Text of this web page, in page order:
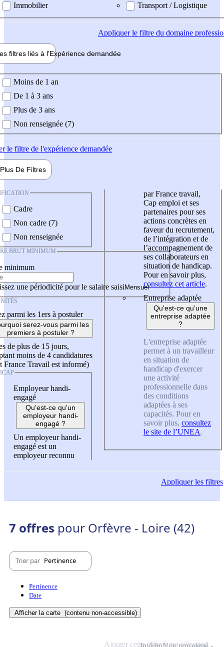
Immobilier
Transport / Logistique
Appliquerle filtre du domaine
filtres liés à l'Expérience demandée
demandée
Moins de 1 an
De 1 à 3 ans
Plus de 3 ans
Non renseignée (7)
le filtre de l'expérience demandée
Plus De Filtres
Cadre
Non cadre (7)
Non renseignée
BRUT MINIMUM
minimum
une périodicité pour le salaire saisi
parmi les 1ers à postuler
serez-vous parmi les
premiers à postuler ?
de plus de 15 jours,
moins de 4 candidatures
France Travail est informé)
Employeur handi-
engagé
Qu'est-ce qu'un
employeur handi-
engagé ?
Un employeur handi-
engagé est un
employeur reconnu
par France travail,
Cap emploi et ses
partenaires pour ses
actions concrètes en
faveur du recrutement,
de l’intégration et de
l’accompagnement de
ses collaborateurs en
situation de handicap.
Pour en savoir plus,
consultez cet article.
Entreprise adaptée
Qu'est-ce qu'une
entreprise adaptée
?
L'entreprise adaptée
permet à un travailleur
en situation de
handicap d'exercer
une activité
professionnelle dans
des conditions
adaptées à ses
capacités. Pour en
savoir plus, consultez
le site de l’UNEA.
Appliquerles filtres
7 offres pour Orfèvre - Loire (42)
Trier par Pertinence
Pertinence
Date
Afficher la carte (contenu non-accessible)
Ajouter cette offre à ma sélection